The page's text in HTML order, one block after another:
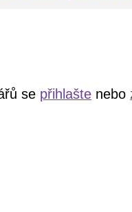
se přihlašte nebo